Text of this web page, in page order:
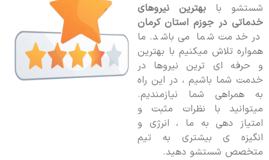
شستشو با
بهترین نیروهای
خدماتی در جوزم استان کرمان
در خدمت شما می باشد. ما
همواره تلاش میکنیم با بهترین
و حرفه ای ترین نیروها در
خدمت شما باشیم ، در این راه
به همراهی شما نیازمندیم.
میتوانید با نظرات مثبت و
امتیاز دهی به ما ، انرژی و
انگیزه ی بیشتری به تیم
متخصص شستشو دهید.